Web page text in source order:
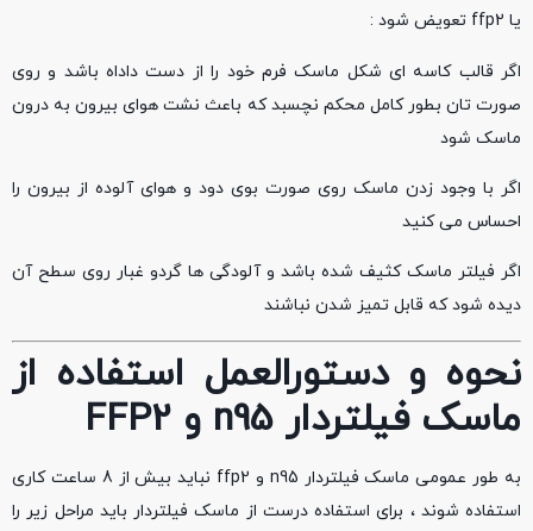
یا ffp2 تعویض شود :
اگر قالب کاسه ای شکل ماسک فرم خود را از دست داداه باشد و روی
صورت تان بطور کامل محکم نچسبد که باعث نشت هوای بیرون به درون
ماسک شود
اگر با وجود زدن ماسک روی صورت بوی دود و هوای آلوده از بیرون را
احساس می کنید
اگر فیلتر ماسک کثیف شده باشد و آلودگی ها گردو غبار روی سطح آن
دیده شود که قابل تمیز شدن نباشند
نحوه و دستورالعمل استفاده از
ماسک فیلتردار n95 و FFP2
به طور عمومی ماسک فیلتردار n95 و ffp2 نباید بیش از 8 ساعت کاری
استفاده شوند ، برای استفاده درست از ماسک فیلتردار باید مراحل زیر را